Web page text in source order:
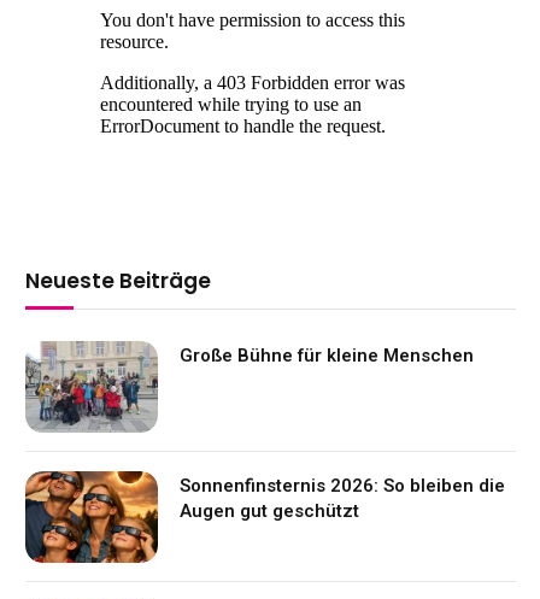
Neueste Beiträge
Große Bühne für kleine Menschen
Sonnenfinsternis 2026: So bleiben die
Augen gut geschützt